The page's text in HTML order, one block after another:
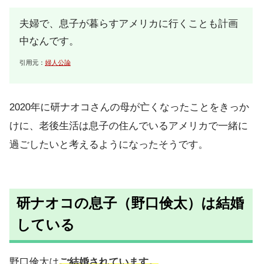
夫婦で、息子が暮らすアメリカに行くことも計画
中なんです。
引用元： 婦人公論
2020年に研ナオコさんの母が亡くなったことをきっか
けに、老後生活は息子の住んでいるアメリカで一緒に
過ごしたいと考えるようになったそうです。
研ナオコの息子（野口倹太）は結婚
している
野口倹太はご結婚されています。